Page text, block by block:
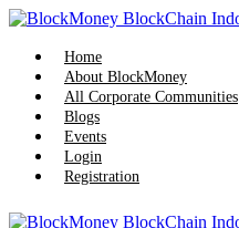
Skip
content
Home
About BlockMoney
All Corporate Communities
Blogs
Events
Login
Registration